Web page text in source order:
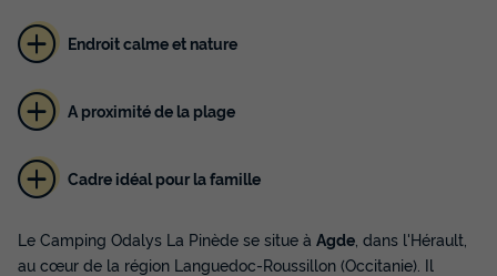
Endroit calme et nature
A proximité de la plage
Cadre idéal pour la famille
Le Camping Odalys La Pinède se situe à Agde , dans l'Hérault,
au cœur de la région Languedoc-Roussillon (Occitanie). Il